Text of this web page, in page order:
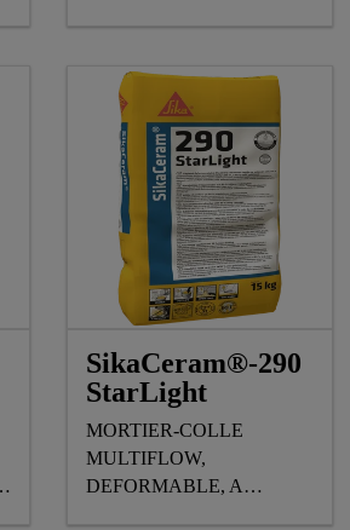
SikaCeram®-290
StarLight
MORTIER-COLLE
MULTIFLOW,
DEFORMABLE, A